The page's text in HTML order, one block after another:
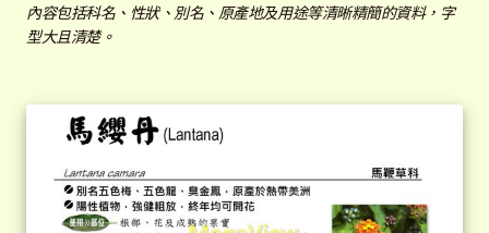
內容包括科名、性狀、別名、原產地及用途等清晰精簡的資料，字
型大且清楚。